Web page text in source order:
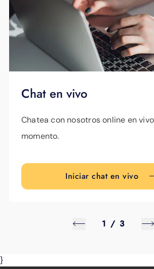
Chat en vivo
Chatea con nosotros online en
momento.
Iniciar chat en vivo
1 / 3
}